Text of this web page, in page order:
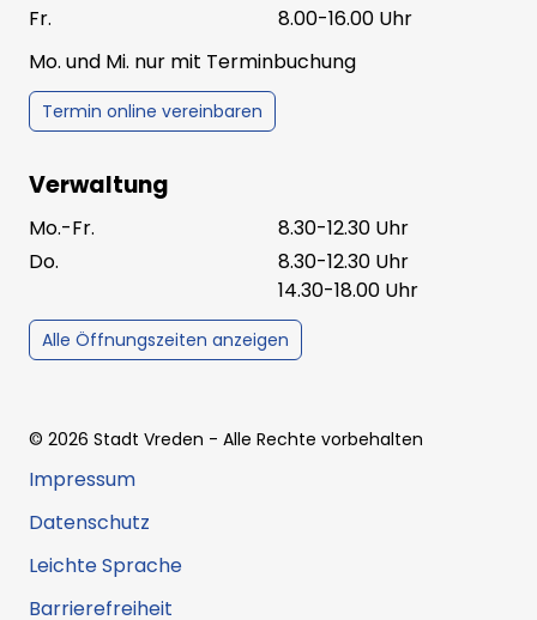
Fr.
8.00-16.00 Uhr
Mo. und Mi. nur mit Terminbuchung
Termin online vereinbaren
Verwaltung
Mo.-Fr.
8.30-12.30 Uhr
Do.
8.30-12.30 Uhr
14.30-18.00 Uhr
Alle Öffnungszeiten anzeigen
© 2026 Stadt Vreden - Alle Rechte vorbehalten
Impressum
Datenschutz
Leichte Sprache
Barrierefreiheit